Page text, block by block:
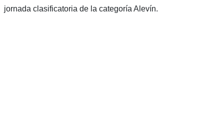
jornada clasificatoria de la categoría Alevín.